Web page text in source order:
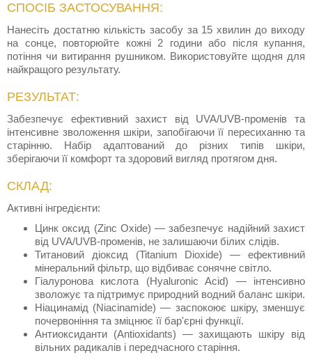
СПОСІБ ЗАСТОСУВАННЯ:
Нанесіть достатню кількість засобу за 15 хвилин до виходу
на сонце, повторюйте кожні 2 години або після купання,
потіння чи витирання рушником. Використовуйте щодня для
найкращого результату.
РЕЗУЛЬТАТ:
Забезпечує ефективний захист від UVA/UVB-променів та
інтенсивне зволоження шкіри, запобігаючи її пересиханню та
старінню. Набір адаптований до різних типів шкіри,
зберігаючи її комфорт та здоровий вигляд протягом дня.
СКЛАД:
Активні інгредієнти:
Цинк оксид (Zinc Oxide) — забезпечує надійний захист
від UVA/UVB-променів, не залишаючи білих слідів.
Титановий діоксид (Titanium Dioxide) — ефективний
мінеральний фільтр, що відбиває сонячне світло.
Гіалуронова кислота (Hyaluronic Acid) — інтенсивно
зволожує та підтримує природний водний баланс шкіри.
Ніацинамід (Niacinamide) — заспокоює шкіру, зменшує
почервоніння та зміцнює її бар'єрні функції.
Антиоксиданти (Antioxidants) — захищають шкіру від
вільних радикалів і передчасного старіння.